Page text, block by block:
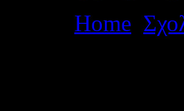
Home